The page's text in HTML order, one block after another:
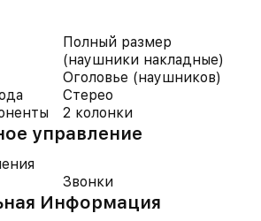
Полный размер
(наушники накладные)
Оголовье (наушников)
Стерео
2 колонки
управление
Звонки
Информация